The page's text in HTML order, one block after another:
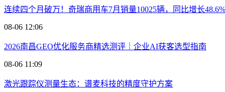
连续四个月破万！奇瑞商用车7月销量10025辆，同比增长
08-06 12:06
2026南昌GEO优化服务商精选测评｜企业AI获客选型指南
08-06 11:09
激光跟踪仪测量生态：谱麦科技的精度守护方案